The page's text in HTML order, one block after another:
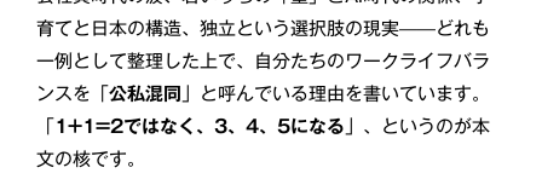
育てと日本の構造、独立という選択肢の現実——どれも
一例として整理した上で、自分たちのワークライフバラ
ンスを「公私混同」と呼んでいる理由を書いています。
「1+1=2ではなく、3、4、5になる」、というのが本
文の核です。